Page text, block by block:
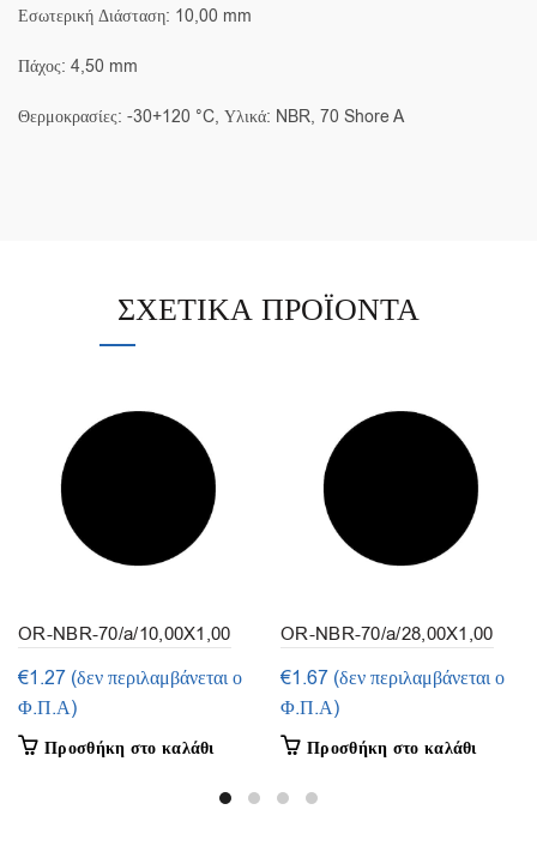
Εσωτερική Διάσταση: 10,00 mm
Πάχος: 4,50 mm
Θερμοκρασίες: -30+120 °C, Υλικά: NBR, 70 Shore A
ΣΧΕΤΙΚΆ ΠΡΟΪΌΝΤΑ
OR-NBR-70/a/10,00X1,00
(συσκευασία 50τμ.)
€1.27 (δεν περιλαμβάνεται ο
Φ.Π.Α)
Προσθήκη στο καλάθι
OR-NBR-70/a/28,00X1,00
(συσκευασία 30 τμ.)
€1.67 (δεν περιλαμβάνεται ο
Φ.Π.Α)
Προσθήκη στο καλάθι